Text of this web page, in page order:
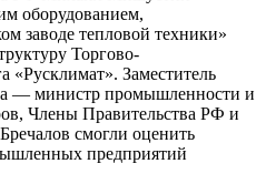
оборудованием,
заводе тепловой техники»
Торгово-
«Русклимат». Заместитель
— министр промышленности и
Члены Правительства РФ и
смогли оценить
предприятий